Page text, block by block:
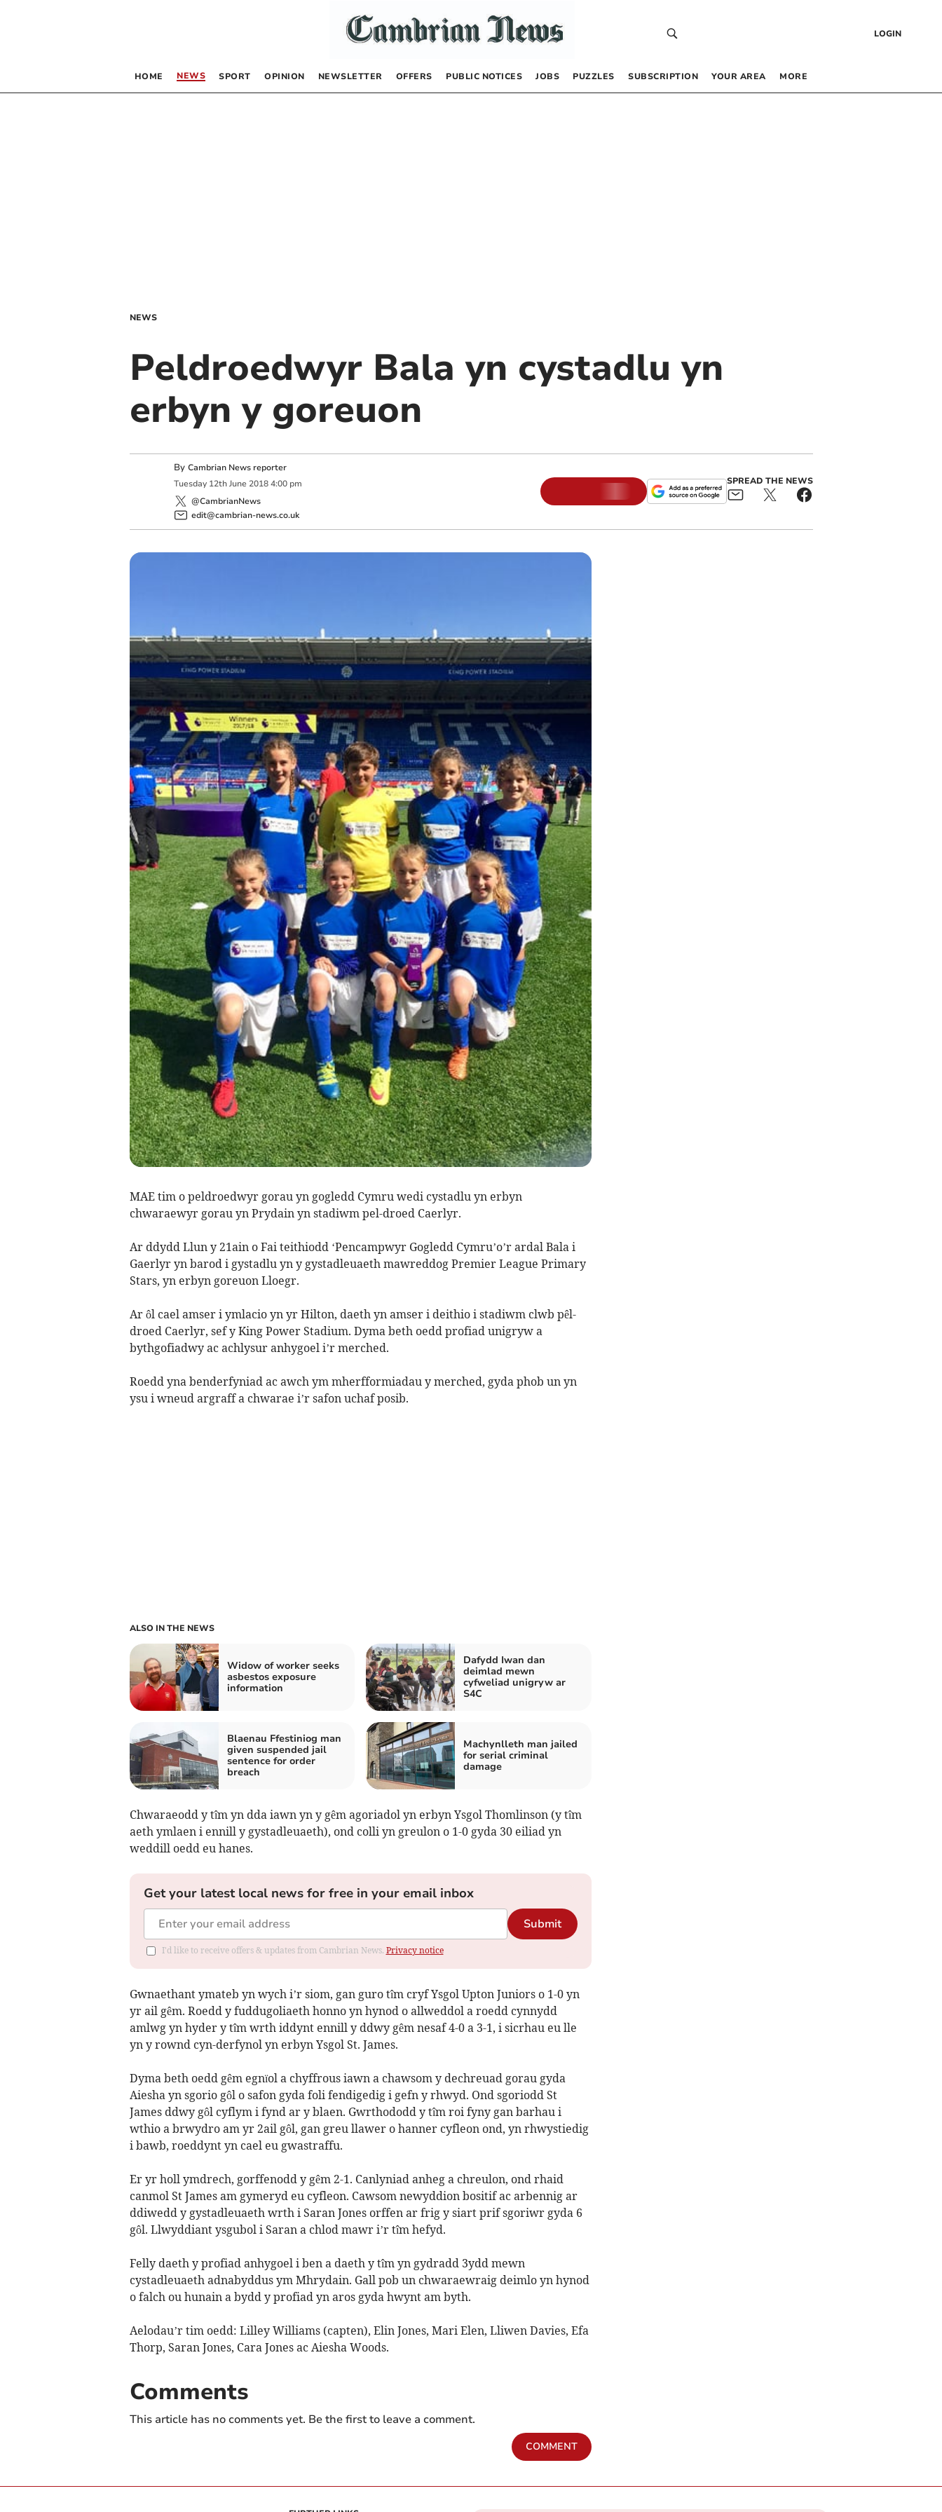
LOGIN
HOME NEWS SPORT OPINION NEWSLETTER OFFERS PUBLIC NOTICES JOBS PUZZLES SUBSCRIPTION YOUR AREA MORE
NEWS
Peldroedwyr Bala yn cystadlu yn
erbyn y goreuon
By Cambrian News reporter
Tuesday 12th June 2018 4:00 pm
@CambrianNews
edit@cambrian-news.co.uk
SPREAD THE NEWS
MAE tim o peldroedwyr gorau yn gogledd Cymru wedi cystadlu yn erbyn
chwaraewyr gorau yn Prydain yn stadiwm pel-droed Caerlyr.
Ar ddydd Llun y 21ain o Fai teithiodd ‘Pencampwyr Gogledd Cymru’o’r ardal Bala i
Gaerlyr yn barod i gystadlu yn y gystadleuaeth mawreddog Premier League Primary
Stars, yn erbyn goreuon Lloegr.
Ar ôl cael amser i ymlacio yn yr Hilton, daeth yn amser i deithio i stadiwm clwb pêl-
droed Caerlyr, sef y King Power Stadium. Dyma beth oedd profiad unigryw a
bythgofiadwy ac achlysur anhygoel i’r merched.
Roedd yna benderfyniad ac awch ym mherfformiadau y merched, gyda phob un yn
ysu i wneud argraff a chwarae i’r safon uchaf posib.
ALSO IN THE NEWS
Widow of worker seeks
asbestos exposure
information
Dafydd Iwan dan
deimlad mewn
cyfweliad unigryw ar
S4C
Blaenau Ffestiniog man
given suspended jail
sentence for order
breach
Machynlleth man jailed
for serial criminal
damage
Chwaraeodd y tîm yn dda iawn yn y gêm agoriadol yn erbyn Ysgol Thomlinson (y tîm
aeth ymlaen i ennill y gystadleuaeth), ond colli yn greulon o 1-0 gyda 30 eiliad yn
weddill oedd eu hanes.
Get your latest local news for free in your email inbox
Submit
I'd like to receive offers & updates from Cambrian News. Privacy notice
Gwnaethant ymateb yn wych i’r siom, gan guro tîm cryf Ysgol Upton Juniors o 1-0 yn
yr ail gêm. Roedd y fuddugoliaeth honno yn hynod o allweddol a roedd cynnydd
amlwg yn hyder y tîm wrth iddynt ennill y ddwy gêm nesaf 4-0 a 3-1, i sicrhau eu lle
yn y rownd cyn-derfynol yn erbyn Ysgol St. James.
Dyma beth oedd gêm egnïol a chyffrous iawn a chawsom y dechreuad gorau gyda
Aiesha yn sgorio gôl o safon gyda foli fendigedig i gefn y rhwyd. Ond sgoriodd St
James ddwy gôl cyflym i fynd ar y blaen. Gwrthododd y tîm roi fyny gan barhau i
wthio a brwydro am yr 2ail gôl, gan greu llawer o hanner cyfleon ond, yn rhwystiedig
i bawb, roeddynt yn cael eu gwastraffu.
Er yr holl ymdrech, gorffenodd y gêm 2-1. Canlyniad anheg a chreulon, ond rhaid
canmol St James am gymeryd eu cyfleon. Cawsom newyddion bositif ac arbennig ar
ddiwedd y gystadleuaeth wrth i Saran Jones orffen ar frig y siart prif sgoriwr gyda 6
gôl. Llwyddiant ysgubol i Saran a chlod mawr i’r tîm hefyd.
Felly daeth y profiad anhygoel i ben a daeth y tîm yn gydradd 3ydd mewn
cystadleuaeth adnabyddus ym Mhrydain. Gall pob un chwaraewraig deimlo yn hynod
o falch ou hunain a bydd y profiad yn aros gyda hwynt am byth.
Aelodau’r tim oedd: Lilley Williams (capten), Elin Jones, Mari Elen, Lliwen Davies, Efa
Thorp, Saran Jones, Cara Jones ac Aiesha Woods.
Comments
This article has no comments yet. Be the first to leave a comment.
COMMENT